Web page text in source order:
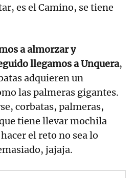
es el Camino, se tiene
a almorzar y
llegamos a Unquera,
adquieren un
las palmeras gigantes.
corbatas, palmeras,
tiene llevar mochila
el reto no sea lo
jajaja.